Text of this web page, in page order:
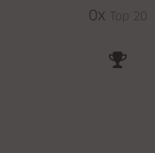
0x Top 20